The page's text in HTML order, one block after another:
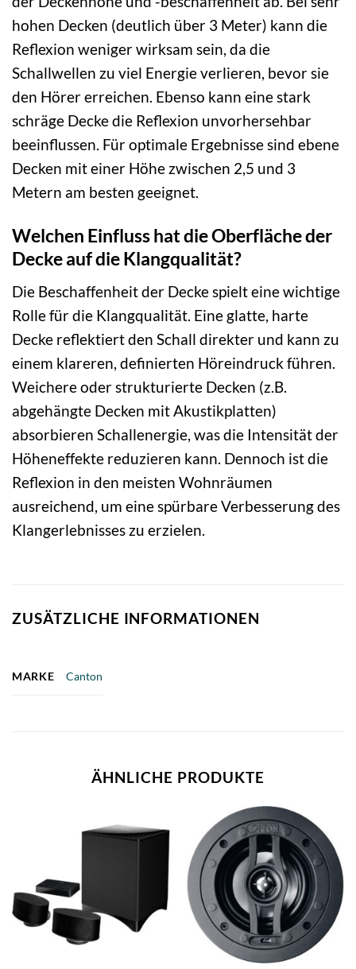
hohen Decken (deutlich über 3 Meter) kann die
Reflexion weniger wirksam sein, da die
Schallwellen zu viel Energie verlieren, bevor sie
den Hörer erreichen. Ebenso kann eine stark
schräge Decke die Reflexion unvorhersehbar
beeinflussen. Für optimale Ergebnisse sind ebene
Decken mit einer Höhe zwischen 2,5 und 3
Metern am besten geeignet.
Welchen Einfluss hat die Oberfläche der
Decke auf die Klangqualität?
Die Beschaffenheit der Decke spielt eine wichtige
Rolle für die Klangqualität. Eine glatte, harte
Decke reflektiert den Schall direkter und kann zu
einem klareren, definierten Höreindruck führen.
Weichere oder strukturierte Decken (z.B.
abgehängte Decken mit Akustikplatten)
absorbieren Schallenergie, was die Intensität der
Höheneffekte reduzieren kann. Dennoch ist die
Reflexion in den meisten Wohnräumen
ausreichend, um eine spürbare Verbesserung des
Klangerlebnisses zu erzielen.
ZUSÄTZLICHE INFORMATIONEN
MARKE Canton
ÄHNLICHE PRODUKTE